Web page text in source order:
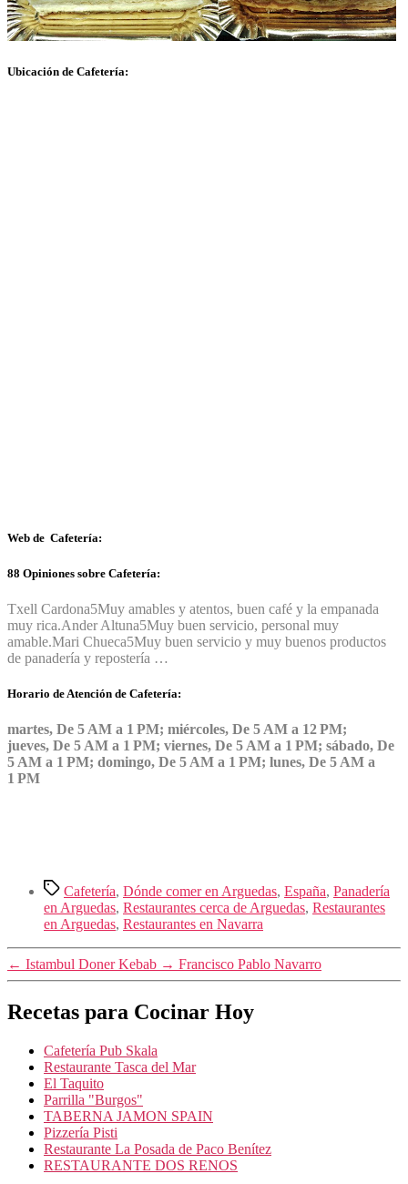
Ubicación de Cafetería:
Web de Cafetería:
88 Opiniones sobre Cafetería:
Txell Cardona5Muy amables y atentos, buen café y la empanada
muy rica.Ander Altuna5Muy buen servicio, personal muy
amable.Mari Chueca5Muy buen servicio y muy buenos productos
de panadería y repostería …
Horario de Atención de Cafetería:
martes, De 5 AM a 1 PM; miércoles, De 5 AM a 12 PM;
jueves, De 5 AM a 1 PM; viernes, De 5 AM a 1 PM; sábado, De
5 AM a 1 PM; domingo, De 5 AM a 1 PM; lunes, De 5 AM a
1 PM
Etiquetas
Cafetería, Dónde comer en Arguedas, España, Panadería
en Arguedas, Restaurantes cerca de Arguedas, Restaurantes
en Arguedas, Restaurantes en Navarra
← Istambul Doner Kebab → Francisco Pablo Navarro
Recetas para Cocinar Hoy
Cafetería Pub Skala
Restaurante Tasca del Mar
El Taquito
Parrilla "Burgos"
TABERNA JAMON SPAIN
Pizzería Pisti
Restaurante La Posada de Paco Benítez
RESTAURANTE DOS RENOS